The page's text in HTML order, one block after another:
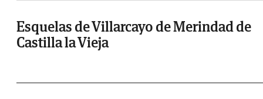
Esquelas de Villarcayo de Merindad de
Castilla la Vieja